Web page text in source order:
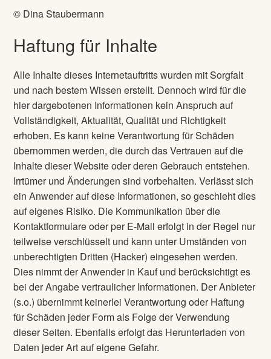
© Dina Staubermann
Haftung für Inhalte
Alle Inhalte dieses Internetauftritts wurden mit Sorgfalt
und nach bestem Wissen erstellt. Dennoch wird für die
hier dargebotenen Informationen kein Anspruch auf
Vollständigkeit, Aktualität, Qualität und Richtigkeit
erhoben. Es kann keine Verantwortung für Schäden
übernommen werden, die durch das Vertrauen auf die
Inhalte dieser Website oder deren Gebrauch entstehen.
Irrtümer und Änderungen sind vorbehalten. Verlässt sich
ein Anwender auf diese Informationen, so geschieht dies
auf eigenes Risiko. Die Kommunikation über die
Kontaktformulare oder per E-Mail erfolgt in der Regel nur
teilweise verschlüsselt und kann unter Umständen von
unberechtigten Dritten (Hacker) eingesehen werden.
Dies nimmt der Anwender in Kauf und berücksichtigt es
bei der Angabe vertraulicher Informationen. Der Anbieter
(s.o.) übernimmt keinerlei Verantwortung oder Haftung
für Schäden jeder Form als Folge der Verwendung
dieser Seiten. Ebenfalls erfolgt das Herunterladen von
Daten jeder Art auf eigene Gefahr.